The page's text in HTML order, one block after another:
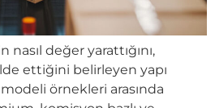
değer yarattığını,
ettiğini belirleyen yapı
modeli örnekleri arasında